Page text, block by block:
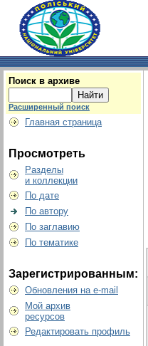
Поиск в архиве
Расширенный поиск
Главная страница
Просмотреть
Разделы
и коллекции
По дате
По автору
По заглавию
По тематике
Зарегистрированным:
Обновления на e-mail
Мой архив
ресурсов
Редактировать профиль